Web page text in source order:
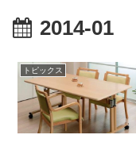
2014-01
トピックス